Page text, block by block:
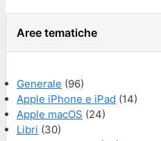
Aree tematiche
Generale (96)
Apple iPhone e iPad (14)
Apple macOS (24)
Libri (30)